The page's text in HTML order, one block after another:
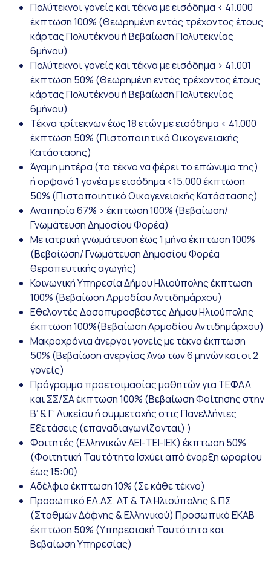
Πολύτεκνοι γονείς και τέκνα με εισόδημα < 41.000
έκπτωση 100% (Θεωρημένη εντός τρέχοντος έτους
κάρτας Πολυτέκνου ή Βεβαίωση Πολυτεκνίας
6μήνου)
Πολύτεκνοι γονείς και τέκνα με εισόδημα > 41.001
έκπτωση 50% (Θεωρημένη εντός τρέχοντος έτους
κάρτας Πολυτέκνου ή Βεβαίωση Πολυτεκνίας
6μήνου)
Τέκνα τρίτεκνων έως 18 ετών με εισόδημα < 41.000
έκπτωση 50% (Πιστοποιητικό Οικογενειακής
Κατάστασης)
Άγαμη μητέρα (το τέκνο να φέρει το επώνυμο της)
ή ορφανό 1 γονέα με εισόδημα <15.000 έκπτωση
50% (Πιστοποιητικό Οικογενειακής Κατάστασης)
Αναπηρία 67% > έκπτωση 100% (Βεβαίωση/
Γνωμάτευση Δημοσίου Φορέα)
Με ιατρική γνωμάτευση έως 1 μήνα έκπτωση 100%
(Βεβαίωση/ Γνωμάτευση Δημοσίου Φορέα
θεραπευτικής αγωγής)
Κοινωνική Υπηρεσία Δήμου Ηλιούπολης έκπτωση
100% (Βεβαίωση Αρμοδίου Αντιδημάρχου)
Εθελοντές Δασοπυροσβέστες Δήμου Ηλιούπολης
έκπτωση 100%(Βεβαίωση Αρμοδίου Αντιδημάρχου)
Μακροχρόνια άνεργοι γονείς με τέκνα έκπτωση
50% (Βεβαίωση ανεργίας Άνω των 6 μηνών και οι 2
γονείς)
Πρόγραμμα προετοιμασίας μαθητών για ΤΕΦΑΑ
και ΣΣ/ΣΑ έκπτωση 100% (Βεβαίωση Φοίτησης στην
Β’ & Γ’ Λυκείου ή συμμετοχής στις Πανελλήνιες
Εξετάσεις (επαναδιαγωνίζονται) )
Φοιτητές (Ελληνικών ΑΕΙ-ΤΕΙ-ΙΕΚ) έκπτωση 50%
(Φοιτητική Ταυτότητα Ισχύει από έναρξη ωραρίου
έως 15:00)
Αδέλφια έκπτωση 10% (Σε κάθε τέκνο)
Προσωπικό ΕΛ.ΑΣ. ΑΤ & ΤΑ Ηλιούπολης & ΠΣ
(Σταθμών Δάφνης & Ελληνικού) Προσωπικό ΕΚΑΒ
έκπτωση 50% (Υπηρεσιακή Ταυτότητα και
Βεβαίωση Υπηρεσίας)